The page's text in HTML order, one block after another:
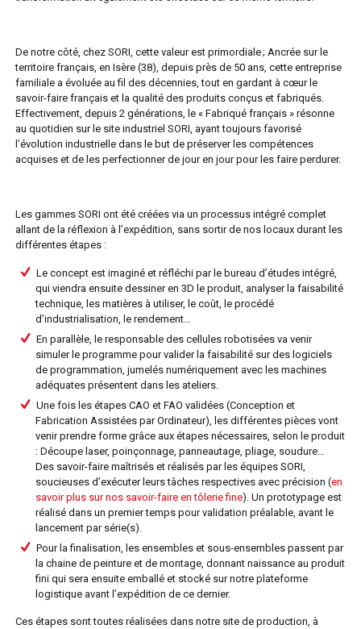
De notre côté, chez SORI, cette valeur est primordiale ; Ancrée sur le
territoire français, en Isère (38), depuis près de 50 ans, cette entreprise
familiale a évoluée au fil des décennies, tout en gardant à cœur le
savoir-faire français et la qualité des produits conçus et fabriqués.
Effectivement, depuis 2 générations, le « Fabriqué français » résonne
au quotidien sur le site industriel SORI, ayant toujours favorisé
l’évolution industrielle dans le but de préserver les compétences
acquises et de les perfectionner de jour en jour pour les faire perdurer.
Les gammes SORI ont été créées via un processus intégré complet
allant de la réflexion à l’expédition, sans sortir de nos locaux durant les
différentes étapes :
Le concept est imaginé et réfléchi par le bureau d’études intégré,
qui viendra ensuite dessiner en 3D le produit, analyser la faisabilité
technique, les matières à utiliser, le coût, le procédé
d’industrialisation, le rendement…
En parallèle, le responsable des cellules robotisées va venir
simuler le programme pour valider la faisabilité sur des logiciels
de programmation, jumelés numériquement avec les machines
adéquates présentent dans les ateliers.
Une fois les étapes CAO et FAO validées (Conception et
Fabrication Assistées par Ordinateur), les différentes pièces vont
venir prendre forme grâce aux étapes nécessaires, selon le produit
: Découpe laser, poinçonnage, panneautage, pliage, soudure…
Des savoir-faire maîtrisés et réalisés par les équipes SORI,
soucieuses d’exécuter leurs tâches respectives avec précision (en
savoir plus sur nos savoir-faire en tôlerie fine). Un prototypage est
réalisé dans un premier temps pour validation préalable, avant le
lancement par série(s).
Pour la finalisation, les ensembles et sous-ensembles passent par
la chaine de peinture et de montage, donnant naissance au produit
fini qui sera ensuite emballé et stocké sur notre plateforme
logistique avant l’expédition de ce dernier.
Ces étapes sont toutes réalisées dans notre site de production, à